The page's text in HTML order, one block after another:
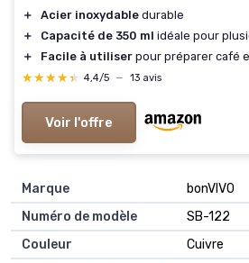
＋
Acier inoxydable durable
＋
Capacité de 350 ml idéale pour
＋
Facile à utiliser pour préparer café
★★★★★
★★★★★ 4,4/5 — 13 avis
Voir l'offre
Marque
‎bonVIVO
Numéro de modèle
‎SB-122
Couleur
‎Cuivre